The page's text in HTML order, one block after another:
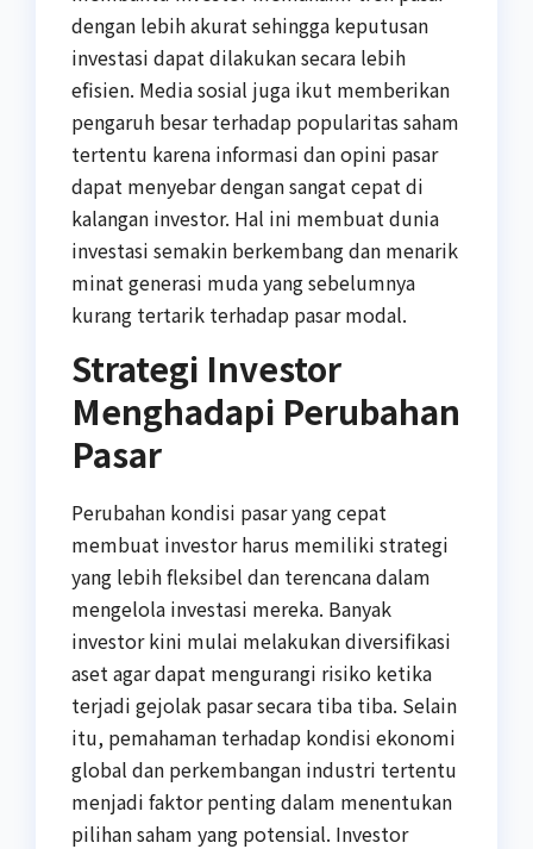
dengan lebih akurat sehingga keputusan
investasi dapat dilakukan secara lebih
efisien. Media sosial juga ikut memberikan
pengaruh besar terhadap popularitas saham
tertentu karena informasi dan opini pasar
dapat menyebar dengan sangat cepat di
kalangan investor. Hal ini membuat dunia
investasi semakin berkembang dan menarik
minat generasi muda yang sebelumnya
kurang tertarik terhadap pasar modal.
Strategi Investor
Menghadapi Perubahan
Pasar
Perubahan kondisi pasar yang cepat
membuat investor harus memiliki strategi
yang lebih fleksibel dan terencana dalam
mengelola investasi mereka. Banyak
investor kini mulai melakukan diversifikasi
aset agar dapat mengurangi risiko ketika
terjadi gejolak pasar secara tiba tiba. Selain
itu, pemahaman terhadap kondisi ekonomi
global dan perkembangan industri tertentu
menjadi faktor penting dalam menentukan
pilihan saham yang potensial. Investor